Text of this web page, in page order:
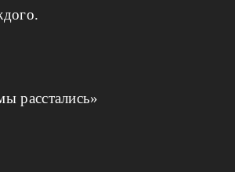
расстались»